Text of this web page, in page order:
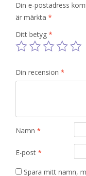
Din e-postadress
är märkta *
Ditt betyg *
Din recension *
Namn *
E-post *
Spara mitt namn,